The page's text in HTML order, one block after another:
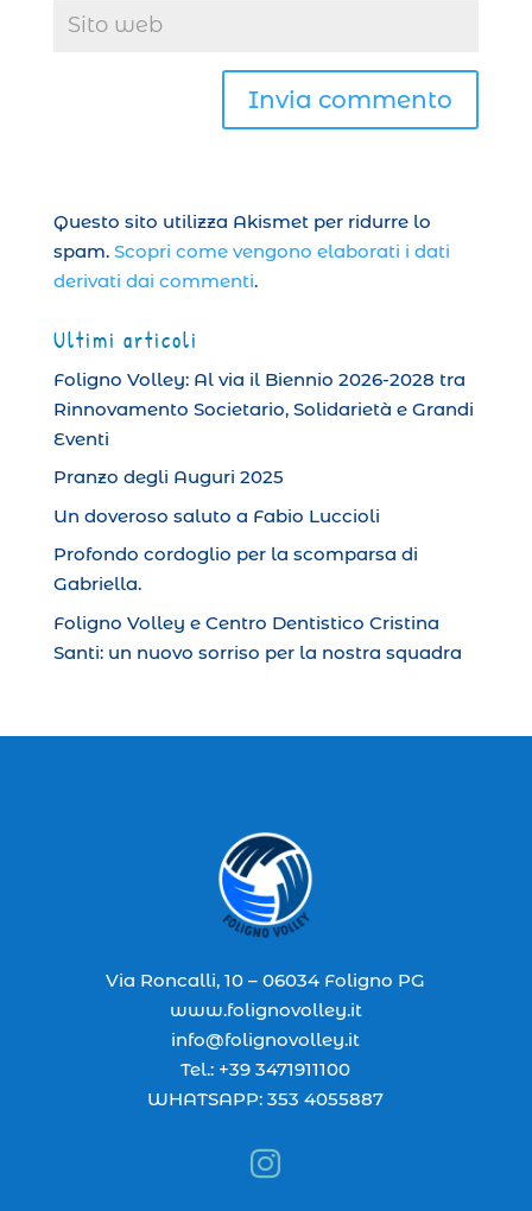
Questo sito utilizza Akismet per ridurre lo
spam. Scopri come vengono elaborati i dati
derivati dai commenti.
Ultimi articoli
Foligno Volley: Al via il Biennio 2026-2028 tra
Rinnovamento Societario, Solidarietà e Grandi
Eventi
Pranzo degli Auguri 2025
Un doveroso saluto a Fabio Luccioli
Profondo cordoglio per la scomparsa di
Gabriella.
Foligno Volley e Centro Dentistico Cristina
Santi: un nuovo sorriso per la nostra squadra
Via Roncalli, 10 – 06034 Foligno PG
www.folignovolley.it
info@folignovolley.it
Tel.: +39 3471911100
WHATSAPP: 353 4055887
